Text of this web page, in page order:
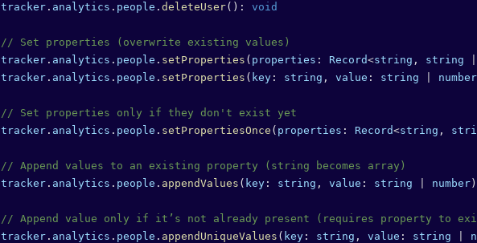
tracker . analytics . people . deleteUser(): void
// Set properties (overwrite existing values)
tracker . analytics . people . setProperties ( properties : Record<string , string
tracker . analytics . people . setProperties ( key : string , value : string number
// Set properties only if they don't exist yet
tracker . analytics . people . setPropertiesOnce ( properties : Record<string ,
// Append values to an existing property (string becomes array)
tracker . analytics . people . appendValues ( key : string , value : string number
// Append value only if it’s not already present (requires property to
tracker . analytics . people . appendUniqueValues ( key : string , value : string